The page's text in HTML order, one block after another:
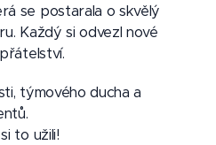
se postarala o skvělý
Každý si odvezl nové
týmového ducha a
to užili!